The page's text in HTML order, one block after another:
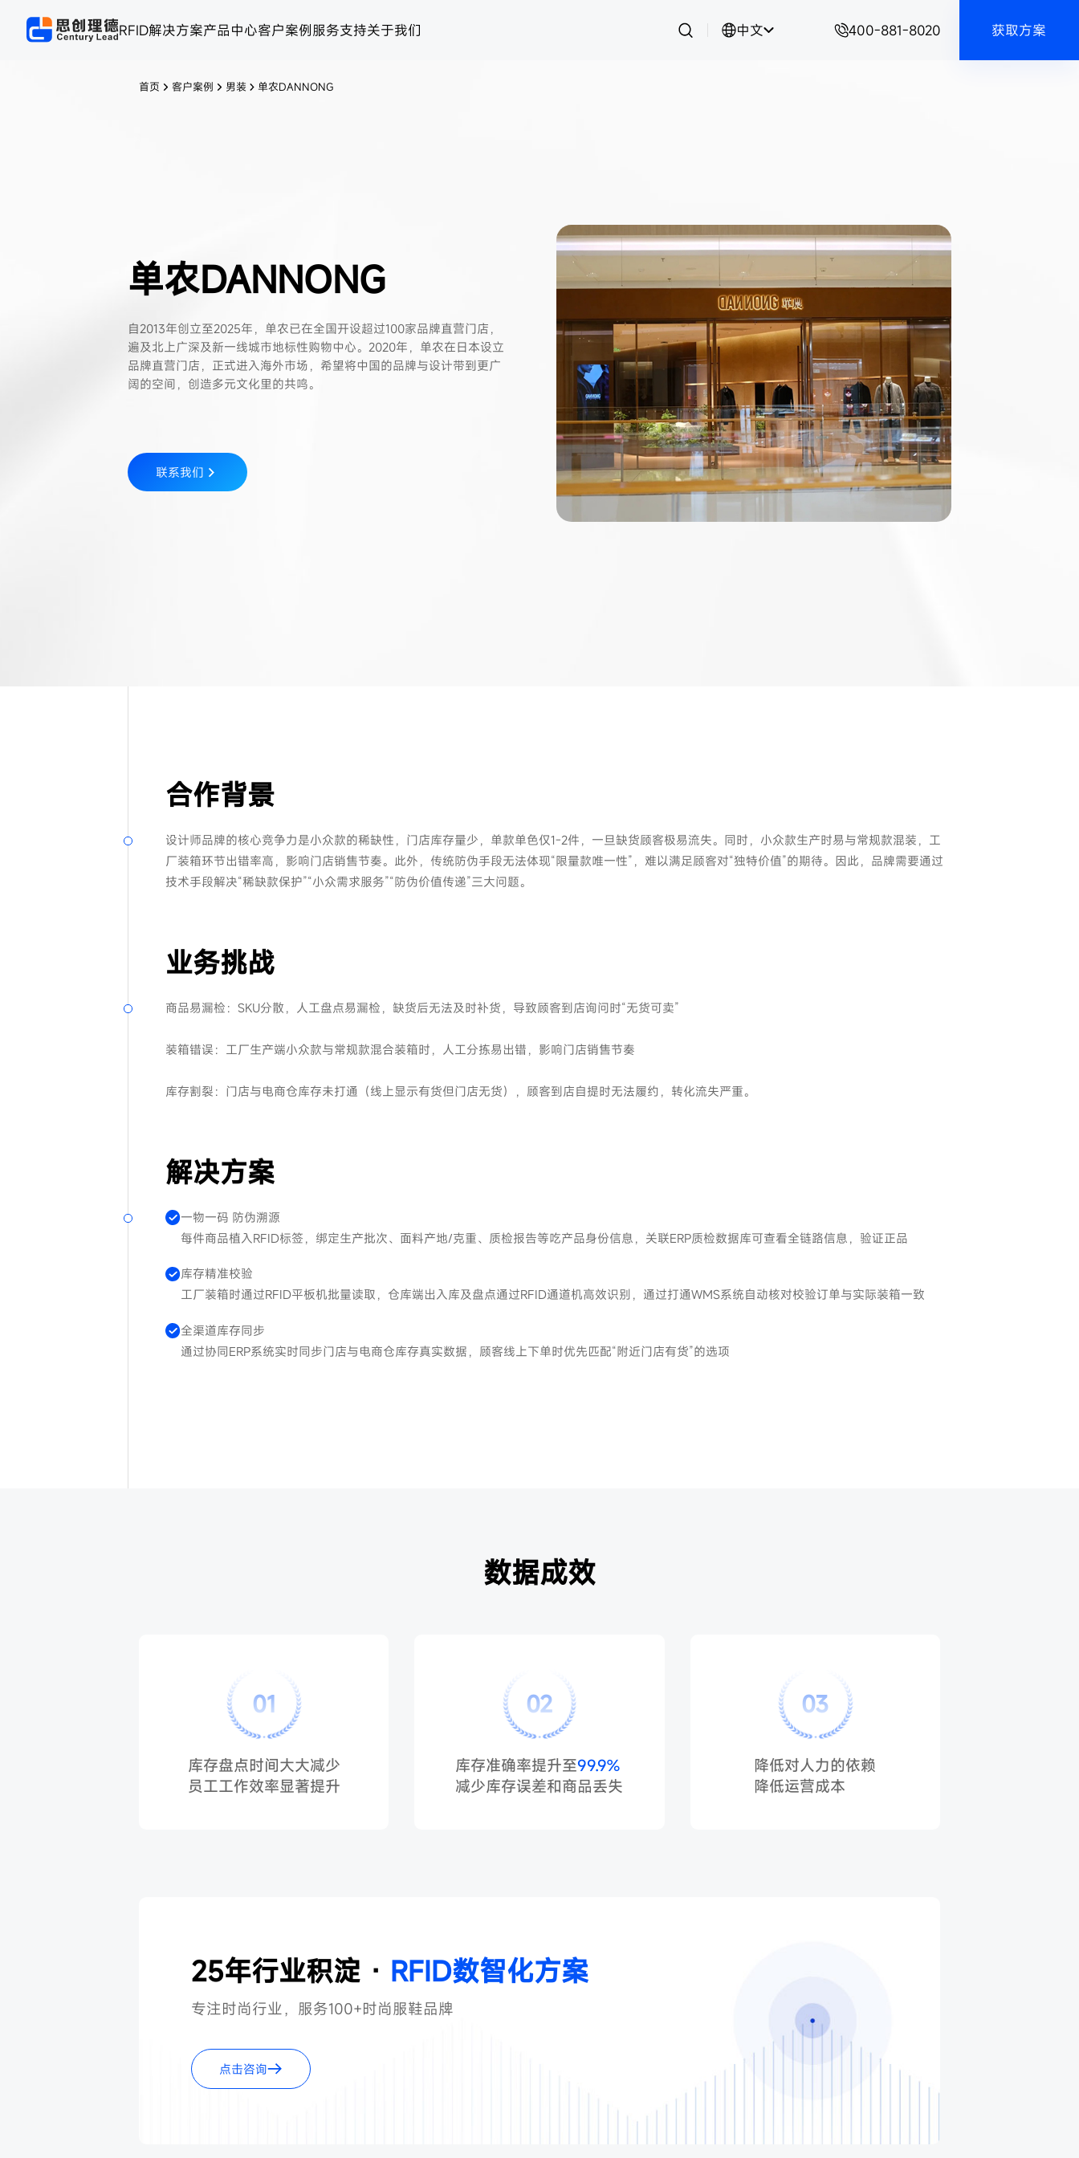
RFID解决方案产品中心客户案例服务支持关于我们 中文 400-881-8020 获取方案
首页 客户案例 男装 单农DANNONG
单农DANNONG
自2013年创立至2025年，单农已在全国开设超过100家品牌直营门店，
遍及北上广深及新一线城市地标性购物中心。2020年，单农在日本设立
品牌直营门店，正式进入海外市场，希望将中国的品牌与设计带到更广
阔的空间，创造多元文化里的共鸣。
联系我们
合作背景
设计师品牌的核心竞争力是小众款的稀缺性，门店库存量少，单款单色仅1-2件，一旦缺货顾客极易流失。同时，小众款生产时易与常规款混装，工
厂装箱环节出错率高，影响门店销售节奏。此外，传统防伪手段无法体现“限量款唯一性”，难以满足顾客对“独特价值”的期待。因此，品牌需要通过
技术手段解决“稀缺款保护”“小众需求服务”“防伪价值传递”三大问题。
业务挑战
商品易漏检：SKU分散，人工盘点易漏检，缺货后无法及时补货，导致顾客到店询问时“无货可卖”
装箱错误：工厂生产端小众款与常规款混合装箱时，人工分拣易出错，影响门店销售节奏
库存割裂：门店与电商仓库存未打通（线上显示有货但门店无货），顾客到店自提时无法履约，转化流失严重。
解决方案
一物一码 防伪溯源
每件商品植入RFID标签，绑定生产批次、面料产地/克重、质检报告等吃产品身份信息，关联ERP质检数据库可查看全链路信息，验证正品
库存精准校验
工厂装箱时通过RFID平板机批量读取，仓库端出入库及盘点通过RFID通道机高效识别，通过打通WMS系统自动核对校验订单与实际装箱一致
全渠道库存同步
通过协同ERP系统实时同步门店与电商仓库存真实数据，顾客线上下单时优先匹配“附近门店有货”的选项
数据成效
01
库存盘点时间大大减少
员工工作效率显著提升
02
库存准确率提升至99.9%
减少库存误差和商品丢失
03
降低对人力的依赖
降低运营成本
25年行业积淀 · RFID数智化方案
专注时尚行业，服务100+时尚服鞋品牌
点击咨询